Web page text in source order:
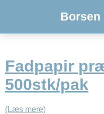
Borsen
Fadpapir
500stk/pak
(Læs mere)